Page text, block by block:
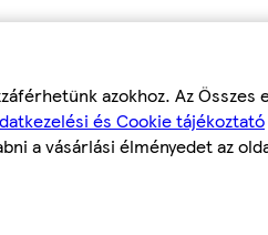
azokhoz. Az Összes
és Cookie tájékoztató
a vásárlási élményedet az